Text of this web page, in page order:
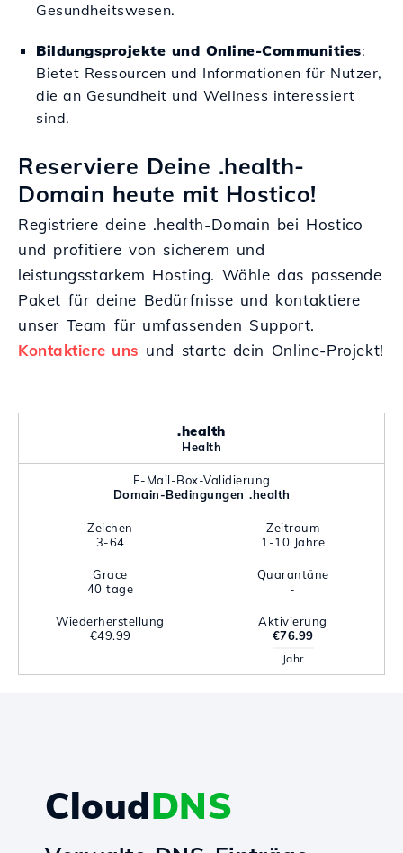
Gesundheitswesen.
Bildungsprojekte und Online-Communities:
Bietet Ressourcen und Informationen für Nutzer,
die an Gesundheit und Wellness interessiert
sind.
Reserviere Deine .health-
Domain heute mit Hostico!
Registriere deine .health-Domain bei Hostico
und profitiere von sicherem und
leistungsstarkem Hosting. Wähle das passende
Paket für deine Bedürfnisse und kontaktiere
unser Team für umfassenden Support.
Kontaktiere uns und starte dein Online-Projekt!
.health
Health
E-Mail-Box-Validierung
Domain-Bedingungen .health
Zeichen
3-64
Zeitraum
1-10 Jahre
Grace
40 tage
Quarantäne
-
Wiederherstellung
€49.99
Aktivierung
€76.99
Jahr
CloudDNS